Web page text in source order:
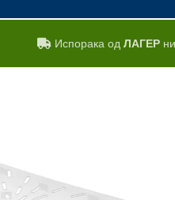
Испорака од ЛАГЕР